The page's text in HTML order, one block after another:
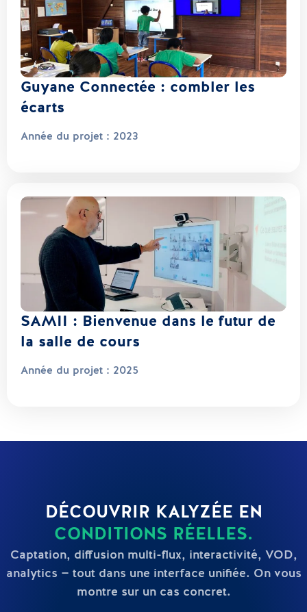
Guyane Connectée : combler les
écarts
Année du projet : 2023
SAMII : Bienvenue dans le futur de
la salle de cours
Année du projet : 2025
DÉCOUVRIR KALYZÉE EN
CONDITIONS RÉELLES.
Captation, diffusion multi-flux, interactivité, VOD,
analytics — tout dans une interface unifiée. On vous
montre sur un cas concret.